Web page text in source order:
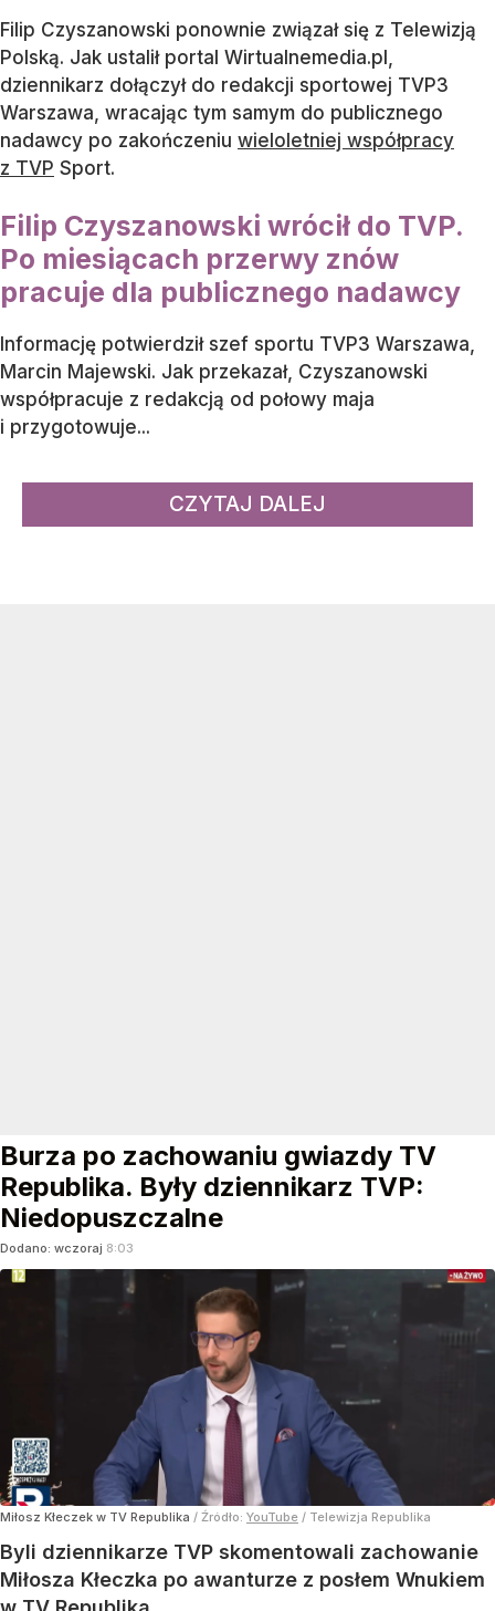
Filip Czyszanowski ponownie związał się z Telewizją
Polską. Jak ustalił portal Wirtualnemedia.pl,
dziennikarz dołączył do redakcji sportowej TVP3
Warszawa, wracając tym samym do publicznego
nadawcy po zakończeniu wieloletniej współpracy
z TVP Sport.
Filip Czyszanowski wrócił do TVP.
Po miesiącach przerwy znów
pracuje dla publicznego nadawcy
Informację potwierdził szef sportu TVP3 Warszawa,
Marcin Majewski. Jak przekazał, Czyszanowski
współpracuje z redakcją od połowy maja
i przygotowuje...
CZYTAJ DALEJ
Burza po zachowaniu gwiazdy TV
Republika. Były dziennikarz TVP:
Niedopuszczalne
Dodano: wczoraj 8:03
Miłosz Kłeczek w TV Republika / Źródło: YouTube / Telewizja Republika
Byli dziennikarze TVP skomentowali zachowanie
Miłosza Kłeczka po awanturze z posłem Wnukiem